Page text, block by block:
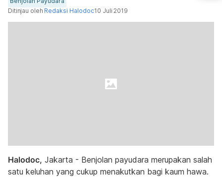
Ditinjau oleh Redaksi Halodoc10 Juli 2019
Halodoc, Jakarta - Benjolan payudara merupakan salah
satu keluhan yang cukup menakutkan bagi kaum hawa.